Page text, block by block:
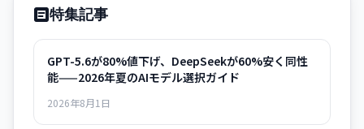
特集記事
GPT-5.6が80%値下げ、DeepSeekが60%安く同性
能——2026年夏のAIモデル選択ガイド
2026年8月1日